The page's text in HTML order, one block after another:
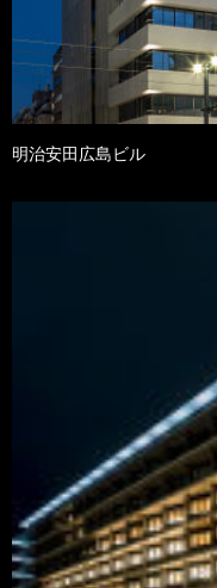
明治安田広島ビル